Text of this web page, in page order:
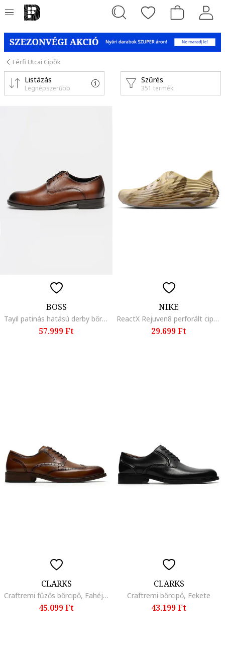
Férfi Utcai Cipők
Szűrés
351 termék
Listázás
Legnépszerűbb
BOSS
Tayil patinás hatású derby bőrcipő, Vörösesbarna
57.999 Ft
NIKE
ReactX Rejuven8 perforált cipő, Krémszín
29.699 Ft
CLARKS
Craftremi fűzős bőrcipő, Fahéjbarna
45.099 Ft
CLARKS
Craftremi bőrcipő, Fekete
43.199 Ft